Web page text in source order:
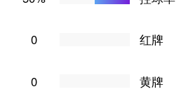
0 红牌
0 黄牌